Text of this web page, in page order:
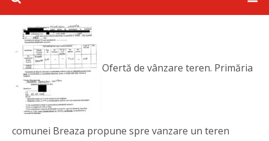
Ofertă de vânzare teren. Primăria
comunei Breaza propune spre vanzare un teren